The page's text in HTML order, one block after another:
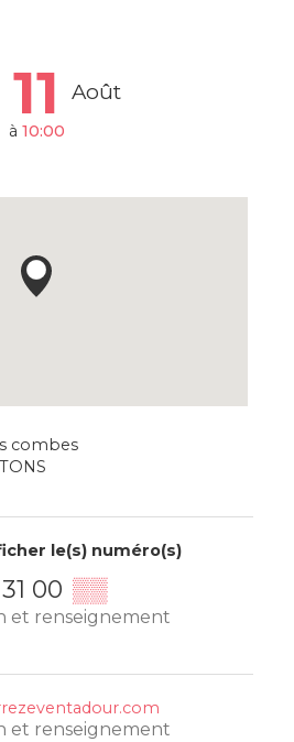
11 Août
à 10:00
combes
le(s) numéro(s)
00 ▒▒
et renseignement
et renseignement